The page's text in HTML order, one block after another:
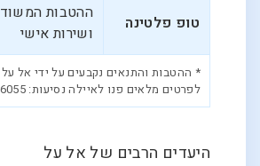
טופ פלטינה
ההטבות
ושירות אישי
* ההטבות והתנאים נקבעים על ידי אל
לפרטים מלאים פנו לאיילה נסיעות: 03-9436055.
היעדים הרבים של אל על